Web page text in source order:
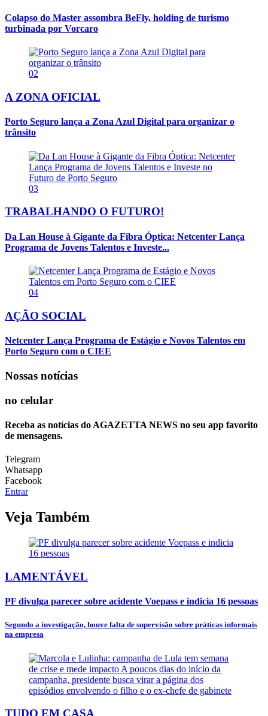
Colapso do Master assombra BeFly, holding de turismo
turbinada por Vorcaro
02
A ZONA OFICIAL
Porto Seguro lança a Zona Azul Digital para organizar o
trânsito
03
TRABALHANDO O FUTURO!
Da Lan House à Gigante da Fibra Óptica: Netcenter Lança
Programa de Jovens Talentos e Investe...
04
AÇÃO SOCIAL
Netcenter Lança Programa de Estágio e Novos Talentos em
Porto Seguro com o CIEE
Nossas notícias
no celular
Receba as notícias do AGAZETTA NEWS no seu app favorito
de mensagens.
Telegram
Whatsapp
Facebook
Entrar
Veja Também
LAMENTÁVEL
PF divulga parecer sobre acidente Voepass e indicia 16 pessoas
Segundo a investigação, houve falta de supervisão sobre práticas informais
na empresa
TUDO EM CASA